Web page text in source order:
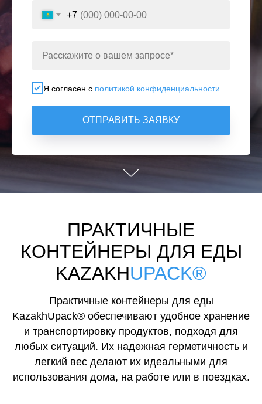
+7
Я согласен с политикой конфиденциальности
ОТПРАВИТЬ ЗАЯВКУ
ПРАКТИЧНЫЕ
КОНТЕЙНЕРЫ ДЛЯ ЕДЫ
KAZAKHUPACK®
Практичные контейнеры для еды
KazakhUpack® обеспечивают удобное хранение
и транспортировку продуктов, подходя для
любых ситуаций. Их надежная герметичность и
легкий вес делают их идеальными для
использования дома, на работе или в поездках.